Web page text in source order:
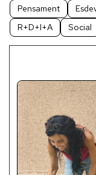
Pensament
R+D+I+A
Social